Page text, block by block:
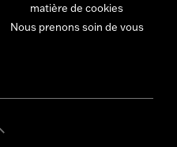
matière de cookies
Nous prenons soin de vous